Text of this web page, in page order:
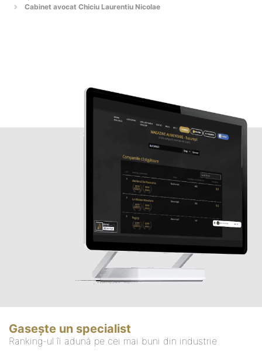
Cabinet avocat Chiciu Laurentiu Nicolae
Gasește un specialist
Ranking-ul îi adună pe cei mai buni din industrie